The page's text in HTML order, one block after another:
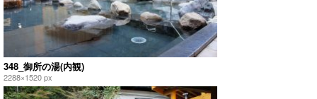
348_御所の湯(内観)
2288×1520 px